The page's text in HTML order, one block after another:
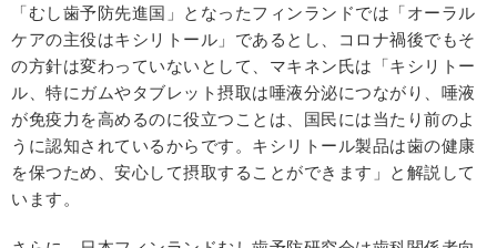
「むし歯予防先進国」となったフィンランドでは「オーラル
ケアの主役はキシリトール」であるとし、コロナ禍後でもそ
の方針は変わっていないとして、マキネン氏は「キシリトー
ル、特にガムやタブレット摂取は唾液分泌につながり、唾液
が免疫力を高めるのに役立つことは、国民には当たり前のよ
うに認知されているからです。キシリトール製品は歯の健康
を保つため、安心して摂取することができます」と解説して
います。